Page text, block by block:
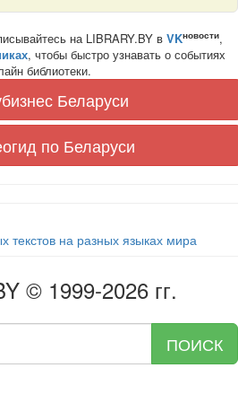
на LIBRARY.BY в VKновости,
, чтобы быстро узнавать о событиях
библиотеки.
Беларуси
по Беларуси
© 1999-2026 гг.
ПОИСК